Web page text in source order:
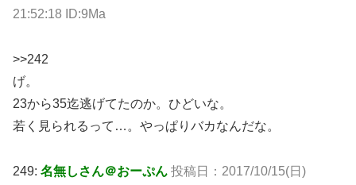
21:52:18 ID:9Ma
>>242
げ。
23から35迄逃げてたのか。ひどいな。
若く見られるって…。やっぱりバカなんだな。
249: 名無しさん＠おーぷん 投稿日：2017/10/15(日)